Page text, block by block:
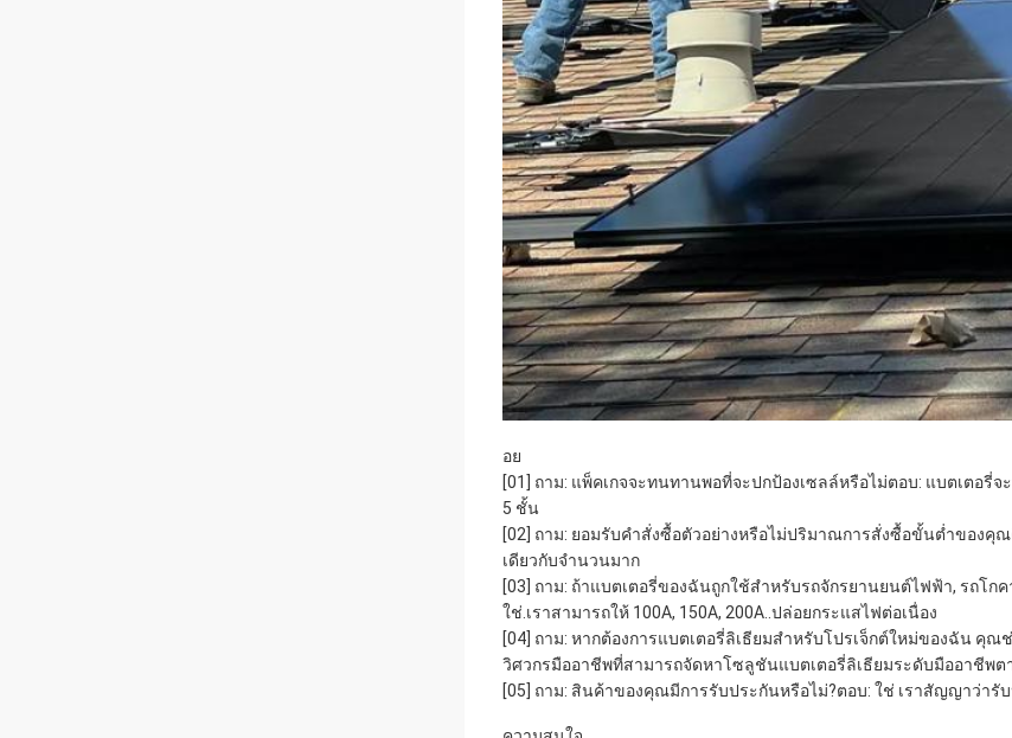
อย
[01] ถาม: แพ็คเกจจะทนทานพอที่จะปกป้องเซลล์หรือไม่ตอบ: แบตเตอ
5 ชั้น
[02] ถาม: ยอมรับคำสั่งซื้อตัวอย่างหรือไม่ปริมาณการสั่งซื้อขั้นต่ำของคุ
เดียวกับจำนวนมาก
[03] ถาม: ถ้าแบตเตอรี่ของฉันถูกใช้สำหรับรถจักรยานยนต์ไฟฟ้า, รถโ
ใช่.เราสามารถให้ 100A, 150A, 200A..ปล่อยกระแสไฟต่อเนื่อง
[04] ถาม: หากต้องการแบตเตอรี่ลิเธียมสำหรับโปรเจ็กต์ใหม่ของฉัน คุ
วิศวกรมืออาชีพที่สามารถจัดหาโซลูชันแบตเตอรี่ลิเธียมระดับมืออาชีพต
[05] ถาม: สินค้าของคุณมีการรับประกันหรือไม่?ตอบ: ใช่ เราสัญญาว่ารั